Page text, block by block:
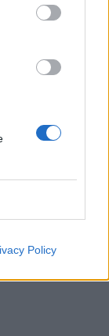
Policy
recenzie.